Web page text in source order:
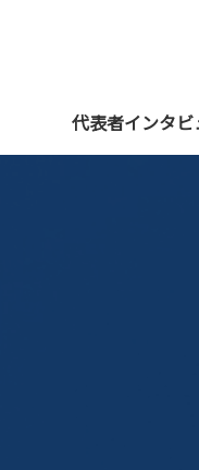
代表者インタビ